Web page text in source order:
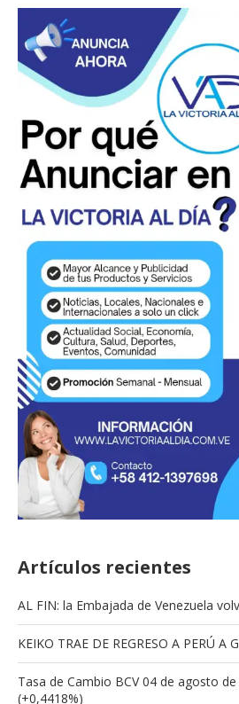
Artículos recientes
AL FIN: la Embajada de Venezuela
KEIKO TRAE DE REGRESO A PERÚ A
Tasa de Cambio BCV 04 de agosto
(+0,4418%)